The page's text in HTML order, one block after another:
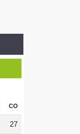
CO
27